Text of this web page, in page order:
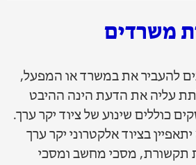
משרדים
להעביר את במשרד או המפעל,
עליה את הדעת הינה ההיבט
כוללים שינוע של ציוד יקר ערך.
בציוד אלקטרוני יקר ערך
תקשורת, מסכי מחשב ומסכי